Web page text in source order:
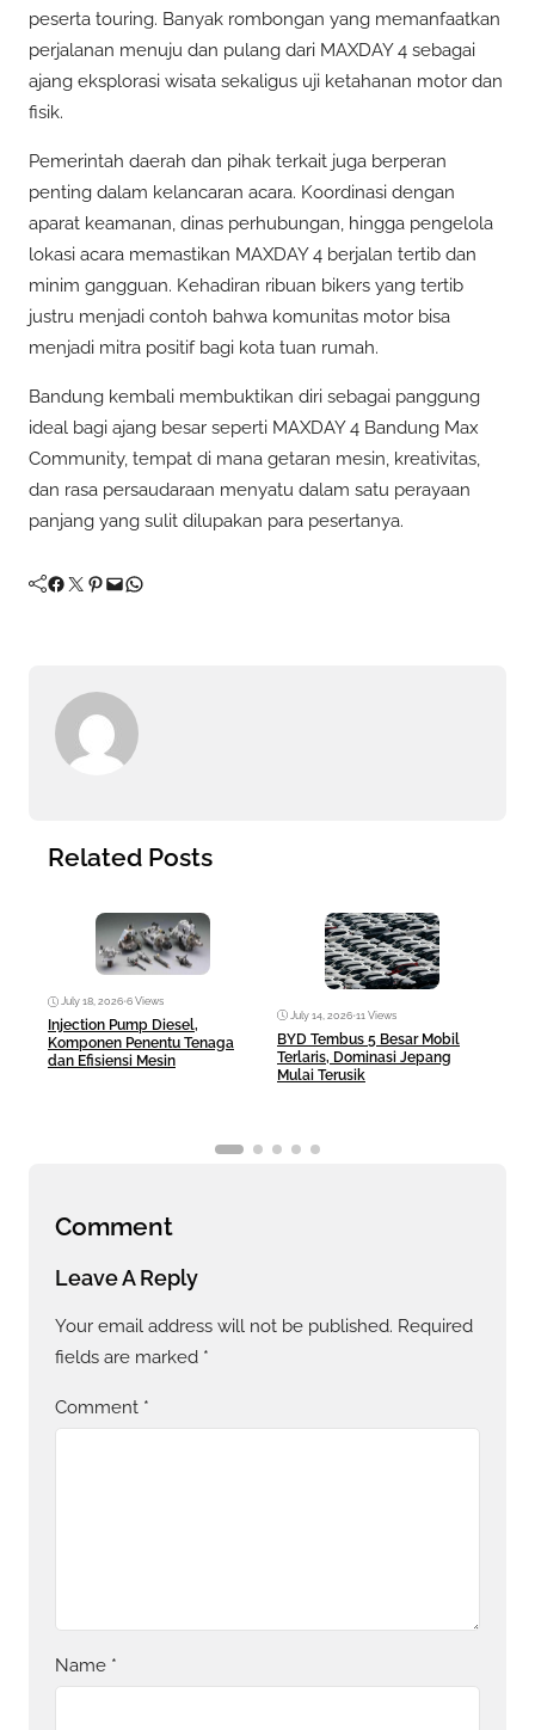
peserta touring. Banyak rombongan yang memanfaatkan
perjalanan menuju dan pulang dari MAXDAY 4 sebagai
ajang eksplorasi wisata sekaligus uji ketahanan motor dan
fisik.
Pemerintah daerah dan pihak terkait juga berperan
penting dalam kelancaran acara. Koordinasi dengan
aparat keamanan, dinas perhubungan, hingga pengelola
lokasi acara memastikan MAXDAY 4 berjalan tertib dan
minim gangguan. Kehadiran ribuan bikers yang tertib
justru menjadi contoh bahwa komunitas motor bisa
menjadi mitra positif bagi kota tuan rumah.
Bandung kembali membuktikan diri sebagai panggung
ideal bagi ajang besar seperti MAXDAY 4 Bandung Max
Community, tempat di mana getaran mesin, kreativitas,
dan rasa persaudaraan menyatu dalam satu perayaan
panjang yang sulit dilupakan para pesertanya.
Facebook Twitter Pinterest Mail WhatsApp
Related Posts
July 18, 2026•6 Views
Injection Pump Diesel,
Komponen Penentu Tenaga
dan Efisiensi Mesin
July 14, 2026•11 Views
BYD Tembus 5 Besar Mobil
Terlaris, Dominasi Jepang
Mulai Terusik
Comment
Leave A Reply
Your email address will not be published. Required
fields are marked *
Comment *
Name *